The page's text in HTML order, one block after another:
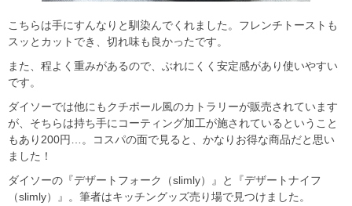
こちらは手にすんなりと馴染んでくれました。フレンチトーストも
スッとカットでき、切れ味も良かったです。
また、程よく重みがあるので、ぶれにくく安定感があり使いやすい
です。
ダイソーでは他にもクチポール風のカトラリーが販売されています
が、そちらは持ち手にコーティング加工が施されているということ
もあり200円…。コスパの面で見ると、かなりお得な商品だと思い
ました！
ダイソーの『デザートフォーク（slimly）』と『デザートナイフ
（slimly）』。筆者はキッチングッズ売り場で見つけました。